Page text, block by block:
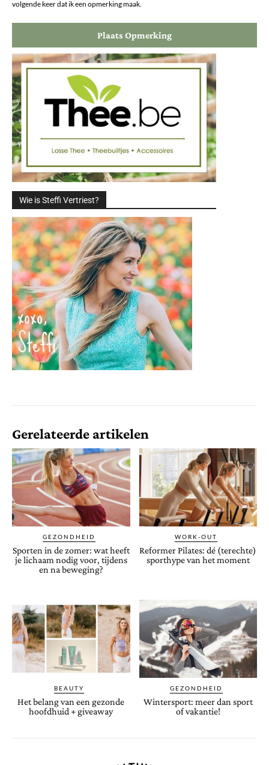
volgende keer dat ik een opmerking maak.
Wie is Steffi Vertriest?
Gerelateerde artikelen
GEZONDHEID
Sporten in de zomer: wat heeft
je lichaam nodig voor, tijdens
en na beweging?
WORK-OUT
Reformer Pilates: dé (terechte)
sporthype van het moment
BEAUTY
Het belang van een gezonde
hoofdhuid + giveaway
GEZONDHEID
Wintersport: meer dan sport
of vakantie!